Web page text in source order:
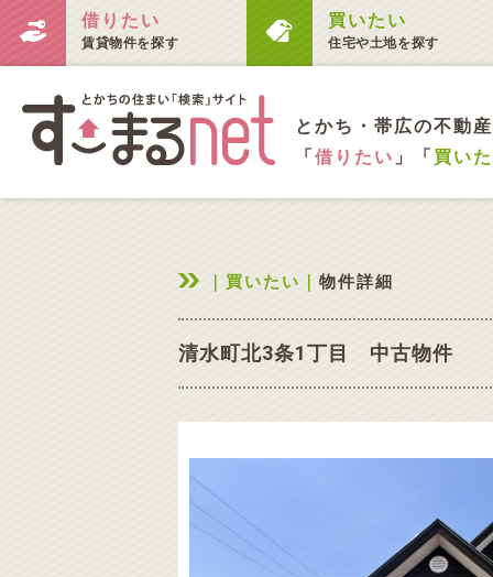
借りたい
賃貸物件を探す
買いたい
住宅や土地を探す
とかち・帯広の不動
「借りたい 」「 買い
｜買いたい｜ 物件詳細
清水町北3条1丁目 中古物件